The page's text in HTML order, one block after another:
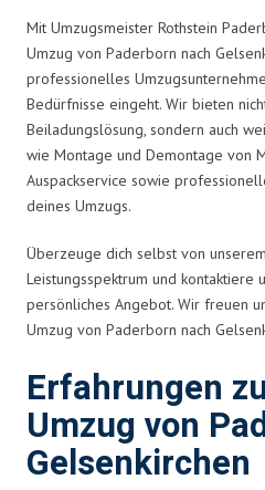
Mit Umzugsmeister Rothstein
Umzug von Paderborn nach
professionelles
Bedürfnisse eingeht. Wir bieten
Beiladungslösung, sondern auch
wie Montage und Demontage von
Auspackservice sowie
deines Umzugs.
Überzeuge dich selbst von
Leistungsspektrum und kontaktiere
persönliches Angebot. Wir freuen
Umzug von Paderborn nach
Erfahrungen
Umzug von
Gelsenkirchen